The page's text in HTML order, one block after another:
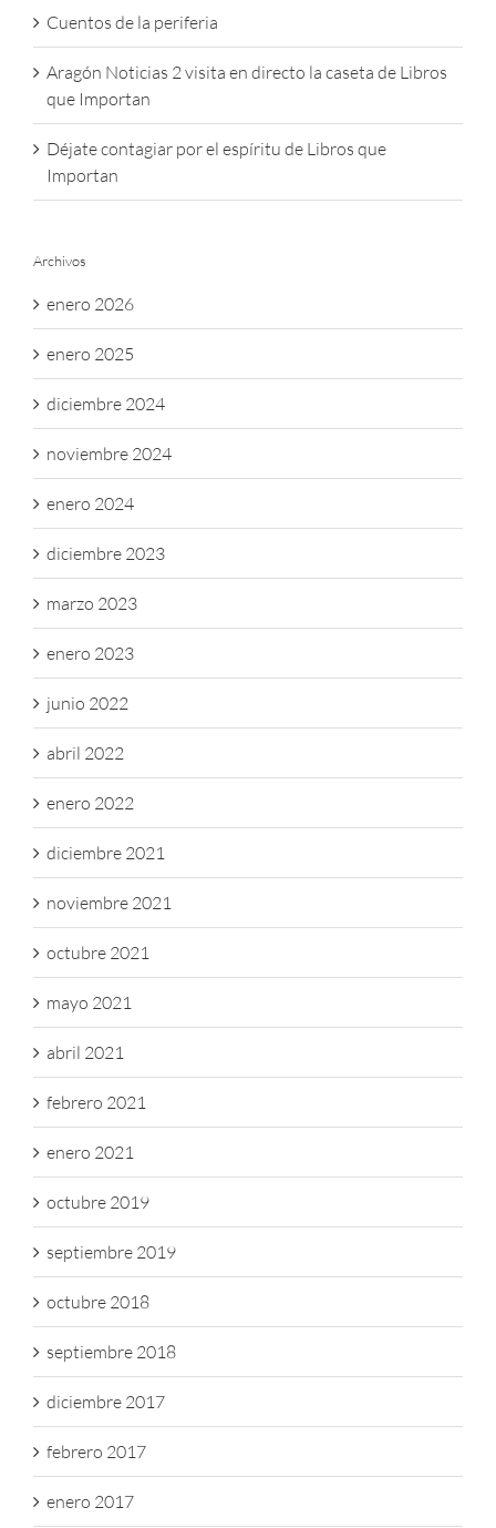
Cuentos de la periferia
Aragón Noticias 2 visita en directo la caseta de Libros
que Importan
Déjate contagiar por el espíritu de Libros que
Importan
Archivos
enero 2026
enero 2025
diciembre 2024
noviembre 2024
enero 2024
diciembre 2023
marzo 2023
enero 2023
junio 2022
abril 2022
enero 2022
diciembre 2021
noviembre 2021
octubre 2021
mayo 2021
abril 2021
febrero 2021
enero 2021
octubre 2019
septiembre 2019
octubre 2018
septiembre 2018
diciembre 2017
febrero 2017
enero 2017